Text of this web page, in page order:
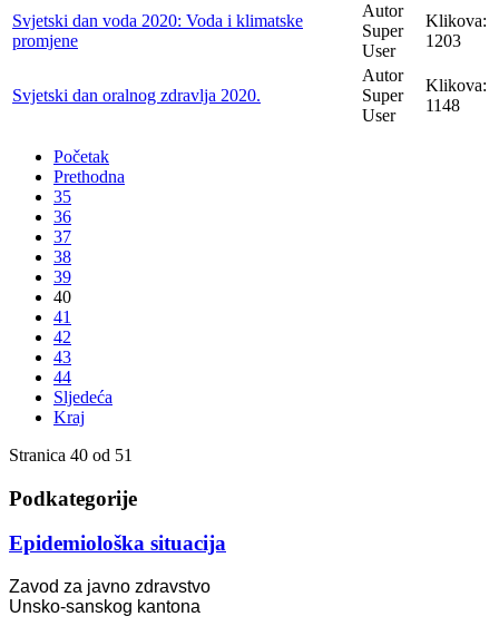
Svjetski dan voda 2020: Voda i klimatske
promjene
Autor
Super
User
Klikova:
1203
Svjetski dan oralnog zdravlja 2020.
Autor
Super
User
Klikova:
1148
Početak
Prethodna
35
36
37
38
39
40
41
42
43
44
Sljedeća
Kraj
Stranica 40 od 51
Podkategorije
Epidemiološka situacija
Zavod za javno zdravstvo
Unsko-sanskog kantona